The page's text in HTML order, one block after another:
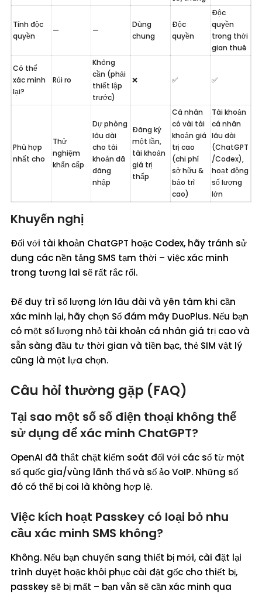
Tính độc
quyền
— —
Dùng
chung
Độc
quyền
Độc
quyền
trong thời
gian thuê
Có thể
xác minh
lại?
Rủi ro
Không
cần (phải
thiết lập
trước)
❌ ✅ ✅
Phù hợp
nhất cho
Thử
nghiệm
khẩn cấp
Dự phòng
lâu dài
cho tài
khoản đã
đăng
nhập
Đăng ký
một lần,
tài khoản
giá trị
thấp
Cá nhân
có vài tài
khoản giá
trị cao
(chi phí
sở hữu &
bảo trì
cao)
Tài khoản
cá nhân
lâu dài
(ChatGPT
/Codex),
hoạt động
số lượng
lớn
Khuyến nghị
Đối với tài khoản ChatGPT hoặc Codex, hãy tránh sử
dụng các nền tảng SMS tạm thời – việc xác minh
trong tương lai sẽ rất rắc rối.
Để duy trì số lượng lớn lâu dài và yên tâm khi cần
xác minh lại, hãy chọn Số đám mây DuoPlus. Nếu bạn
có một số lượng nhỏ tài khoản cá nhân giá trị cao và
sẵn sàng đầu tư thời gian và tiền bạc, thẻ SIM vật lý
cũng là một lựa chọn.
Câu hỏi thường gặp (FAQ)
Tại sao một số số điện thoại không thể
sử dụng để xác minh ChatGPT?
OpenAI đã thắt chặt kiểm soát đối với các số từ một
số quốc gia/vùng lãnh thổ và số ảo VoIP. Những số
đó có thể bị coi là không hợp lệ.
Việc kích hoạt Passkey có loại bỏ nhu
cầu xác minh SMS không?
Không. Nếu bạn chuyển sang thiết bị mới, cài đặt lại
trình duyệt hoặc khôi phục cài đặt gốc cho thiết bị,
passkey sẽ bị mất – bạn vẫn sẽ cần xác minh qua